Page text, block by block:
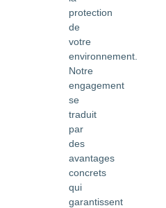
protection
de
votre
environnement.
Notre
engagement
se
traduit
par
des
avantages
concrets
qui
garantissent